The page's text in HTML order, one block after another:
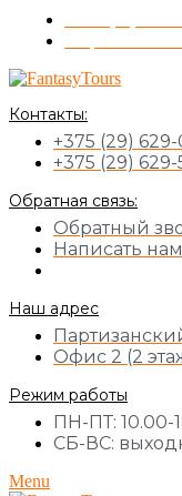
Контакты:
+375 (29)
+375 (29) 629-
Обратная связь:
Обратный
Написать нам
Наш адрес
Офис 2 (2
Режим работы
ПН-ПТ: 10.00-
СБ-ВС:
Menu